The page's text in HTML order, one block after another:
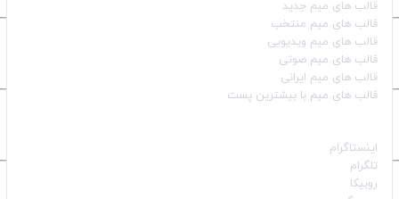
قالب‌ های میم جدید
قالب‌ های میم منتخب
قالب‌ های میم ویدیویی
قالب‌ های میم صوتی
قالب‌ های میم ایرانی
قالب‌ های میم با بیشترین پست
اینستاگرام
تلگرام
روبیکا